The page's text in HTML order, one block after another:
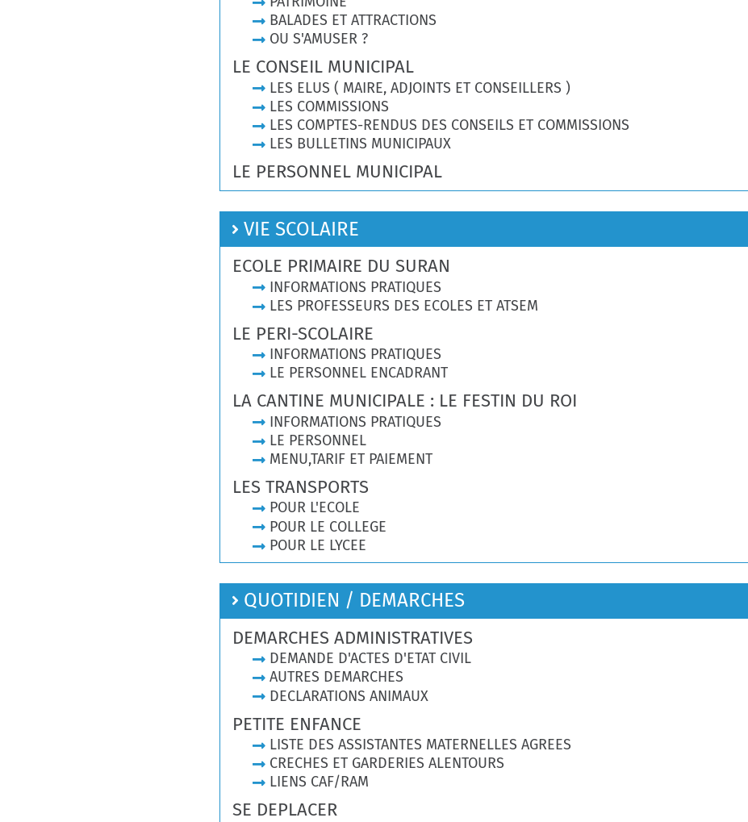
BALADES ET ATTRACTIONS
OU S'AMUSER ?
LE CONSEIL MUNICIPAL
LES ELUS ( MAIRE, ADJOINTS ET CONSEILLERS )
LES COMMISSIONS
LES COMPTES-RENDUS DES CONSEILS ET COMMISSIONS
LES BULLETINS MUNICIPAUX
LE PERSONNEL MUNICIPAL
VIE SCOLAIRE
ECOLE PRIMAIRE DU SURAN
INFORMATIONS PRATIQUES
LES PROFESSEURS DES ECOLES ET ATSEM
LE PERI-SCOLAIRE
INFORMATIONS PRATIQUES
LE PERSONNEL ENCADRANT
LA CANTINE MUNICIPALE : LE FESTIN DU ROI
INFORMATIONS PRATIQUES
LE PERSONNEL
MENU,TARIF ET PAIEMENT
LES TRANSPORTS
POUR L'ECOLE
POUR LE COLLEGE
POUR LE LYCEE
QUOTIDIEN / DEMARCHES
DEMARCHES ADMINISTRATIVES
DEMANDE D'ACTES D'ETAT CIVIL
AUTRES DEMARCHES
DECLARATIONS ANIMAUX
PETITE ENFANCE
LISTE DES ASSISTANTES MATERNELLES AGREES
CRECHES ET GARDERIES ALENTOURS
LIENS CAF/RAM
SE DEPLACER